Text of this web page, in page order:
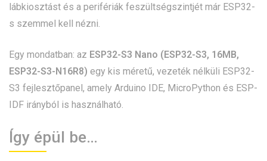
lábkiosztást és a perifériák feszültségszintjét már ESP32-
s szemmel kell nézni.
Egy mondatban: az ESP32-S3 Nano (ESP32-S3, 16MB,
ESP32-S3-N16R8) egy kis méretű, vezeték nélküli ESP32-
S3 fejlesztőpanel, amely Arduino IDE, MicroPython és ESP-
IDF irányból is használható.
Így épül be…